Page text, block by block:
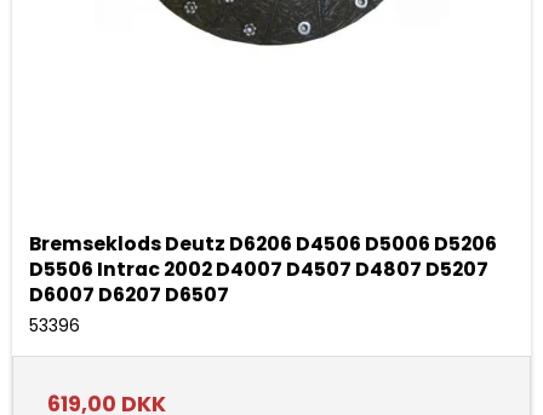
Bremseklods Deutz D6206 D4506 D5006 D5206
D5506 Intrac 2002 D4007 D4507 D4807 D5207
D6007 D6207 D6507
53396
619,00 DKK